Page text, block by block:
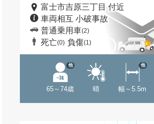
富士市吉原三丁目 付近
車両相互 小破事故
普通乗用車(2)
死亡(0) 負傷(1)
65～74歳
他
晴 幅～5.5m
他